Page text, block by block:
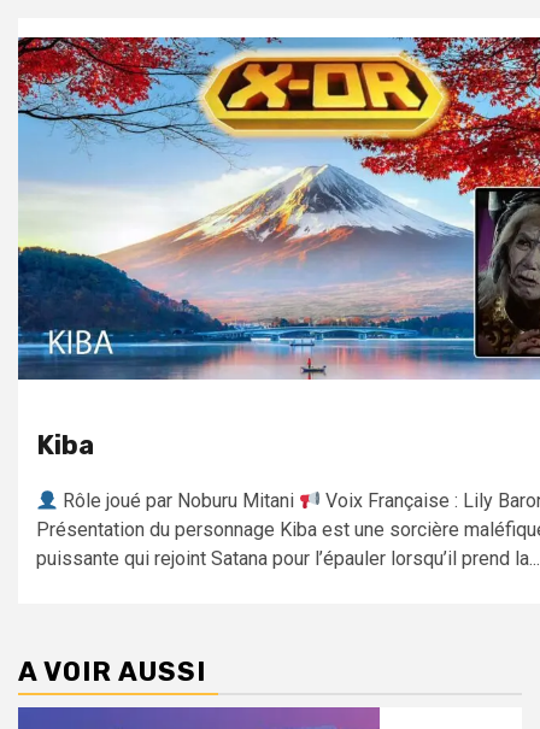
Kiba
Rôle joué par Noburu Mitani
Voix Française : Lily
Présentation du personnage Kiba est une sorcière
puissante qui rejoint Satana pour l’épauler lorsqu’il prend la...
A VOIR AUSSI